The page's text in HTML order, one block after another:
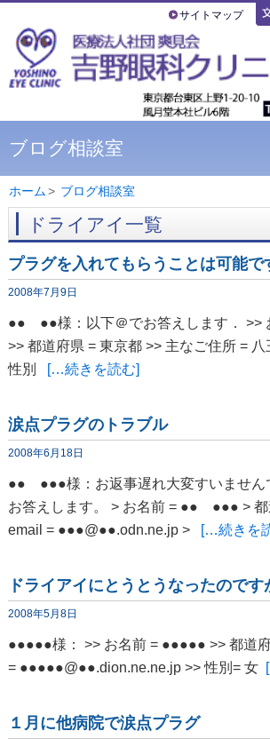
サイトマップ
ブログ相談室
ホーム > ブログ相談室
ドライアイ一覧
プラグを入れてもらうことは可能で
2008年7月9日
●● ●●様：以下＠でお答えします．
>> 都道府県 = 東京都 >> 主なご住所 =
性別
[…続きを読む]
涙点プラグのトラブル
2008年6月18日
●● ●●●様：お返事遅れ大変すいません
お答えします。 > お名前 = ●● ●●● > 都
email = ●●●@●●.odn.ne.jp >
[…続きを
ドライアイにとうとうなったのです
2008年5月8日
●●●●●様： >> お名前 = ●●●●● >> 都道
= ●●●●●@●●.dion.ne.ne.jp >> 性別= 女
１月に他病院で涙点プラグ